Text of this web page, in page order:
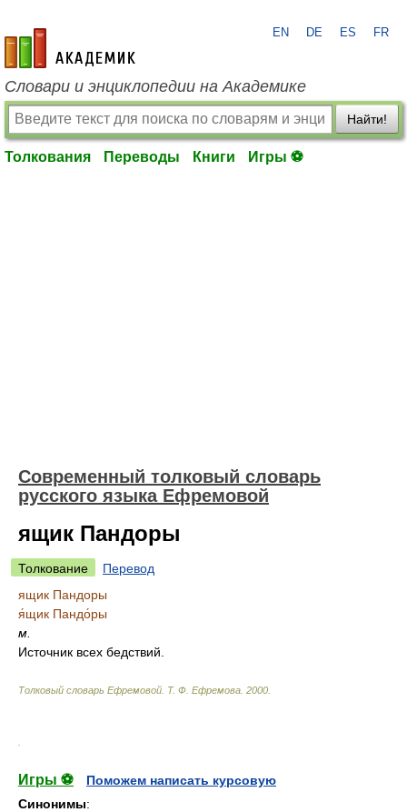
academic.ru
EN DE ES FR
Словари и энциклопедии на Академике
Найти!
Толкования Переводы Книги Игры ⚽
Современный толковый словарь
русского языка Ефремовой
ящик Пандоры
Толкование
Перевод
ящик Пандоры
я́щик Пандо́ры
м.
Источник всех бедствий.
Толковый словарь Ефремовой Т. Ф. Ефремова. 2000
Игры ⚽
Поможем написать курсовую
Синонимы: